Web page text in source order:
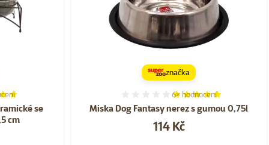
se
cm
100%, počet hodnocení: 16
Miska Dog Fantasy nerez s gumou 0,75l
Hodnocení 97%, počet
6× hodnocení
Cena
114 Kč
značka